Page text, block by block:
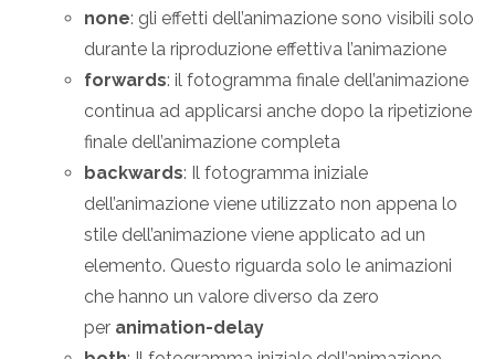
none: gli effetti dell’animazione sono visibili solo
durante la riproduzione effettiva l’animazione
forwards: il fotogramma finale dell’animazione
continua ad applicarsi anche dopo la ripetizione
finale dell’animazione completa
backwards: Il fotogramma iniziale
dell’animazione viene utilizzato non appena lo
stile dell’animazione viene applicato ad un
elemento. Questo riguarda solo le animazioni
che hanno un valore diverso da zero
per animation-delay